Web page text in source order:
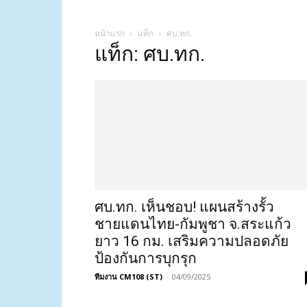
หน้าแรก แท็ก ศบ.ทก.
แท็ก: ศบ.ทก.
ศบ.ทก. เห็นชอบ! แผนสร้างรั้ว
ชายแดนไทย-กัมพูชา จ.สระแก้ว
ยาว 16 กม. เสริมความปลอดภัย
ป้องกันการบุกรุก
ทีมงาน CM108 (ST) - 04/09/2025